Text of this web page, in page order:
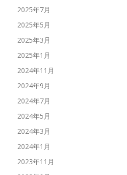
2025年7月
2025年5月
2025年3月
2025年1月
2024年11月
2024年9月
2024年7月
2024年5月
2024年3月
2024年1月
2023年11月